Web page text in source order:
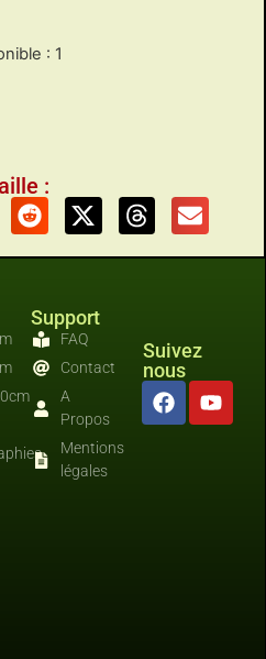
: 1
:
Support
FAQ
Contact
A
Propos
Mentions
légales
Suivez
nous